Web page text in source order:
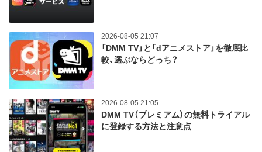
2026-08-05 21:07
「DMM TV」と「dアニメストア」を徹底比
較、選ぶならどっち？
2026-08-05 21:05
DMM TV（プレミアム）の無料トライアル
に登録する方法と注意点